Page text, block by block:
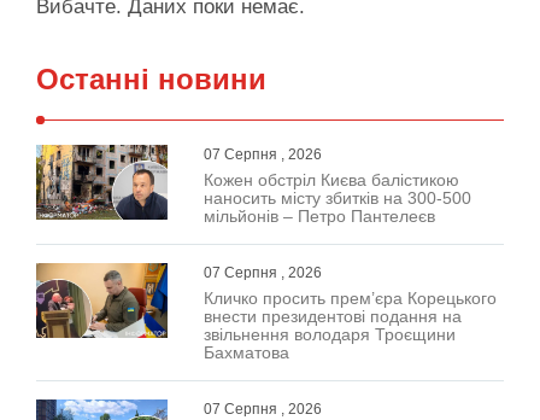
Вибачте. Даних поки немає.
Останні новини
07 Серпня , 2026
Кожен обстріл Києва балістикою
наносить місту збитків на 300-500
мільйонів – Петро Пантелеєв
07 Серпня , 2026
Кличко просить прем’єра Корецького
внести президентові подання на
звільнення володаря Троєщини
Бахматова
07 Серпня , 2026